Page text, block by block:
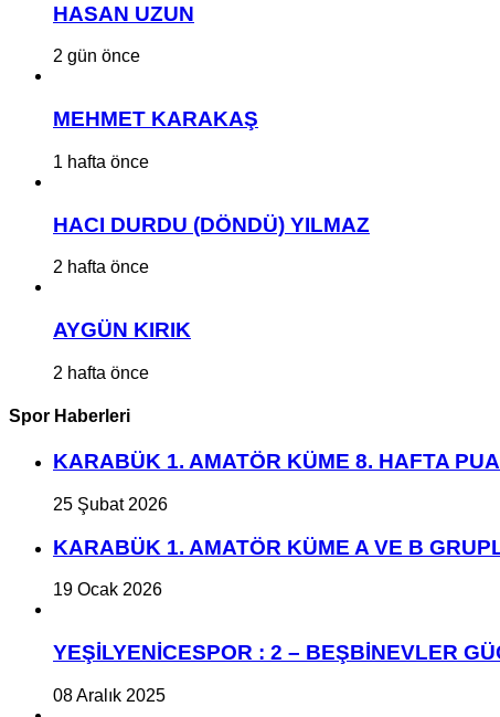
HASAN UZUN
2 gün önce
MEHMET KARAKAŞ
1 hafta önce
HACI DURDU (DÖNDÜ) YILMAZ
2 hafta önce
AYGÜN KIRIK
2 hafta önce
Spor Haberleri
KARABÜK 1. AMATÖR KÜME 8. HAFTA
25 Şubat 2026
KARABÜK 1. AMATÖR KÜME A VE B
19 Ocak 2026
YEŞİLYENİCESPOR : 2 – BEŞBİNEVLER
08 Aralık 2025